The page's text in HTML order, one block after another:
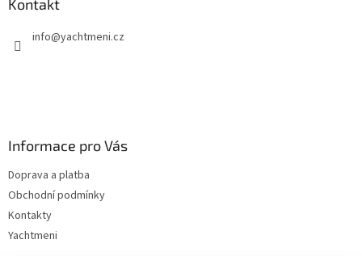
Kontakt
info@yachtmeni.cz
Informace pro Vás
Doprava a platba
Obchodní podmínky
Kontakty
Yachtmeni